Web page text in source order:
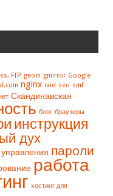
FTP geom gmirror Google
nginx raid seo smf
Скандинавская
блог браузеры
инструкция
дух
пароли
работа
хостинг для